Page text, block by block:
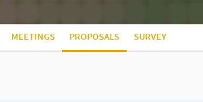
MEETINGS PROPOSALS SURVEY